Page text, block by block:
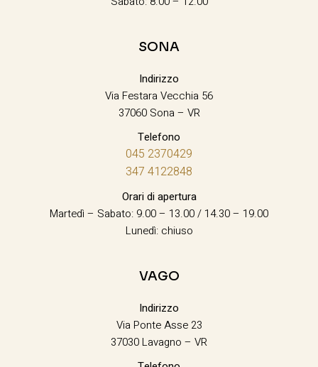
SONA
Indirizzo
Via Festara Vecchia 56
37060 Sona – VR
Telefono
045 2370429
347 4122848
Orari di apertura
Martedì – Sabato: 9.00 – 13.00 / 14.30 – 19.00
Lunedì: chiuso
VAGO
Indirizzo
Via Ponte Asse 23
37030 Lavagno – VR